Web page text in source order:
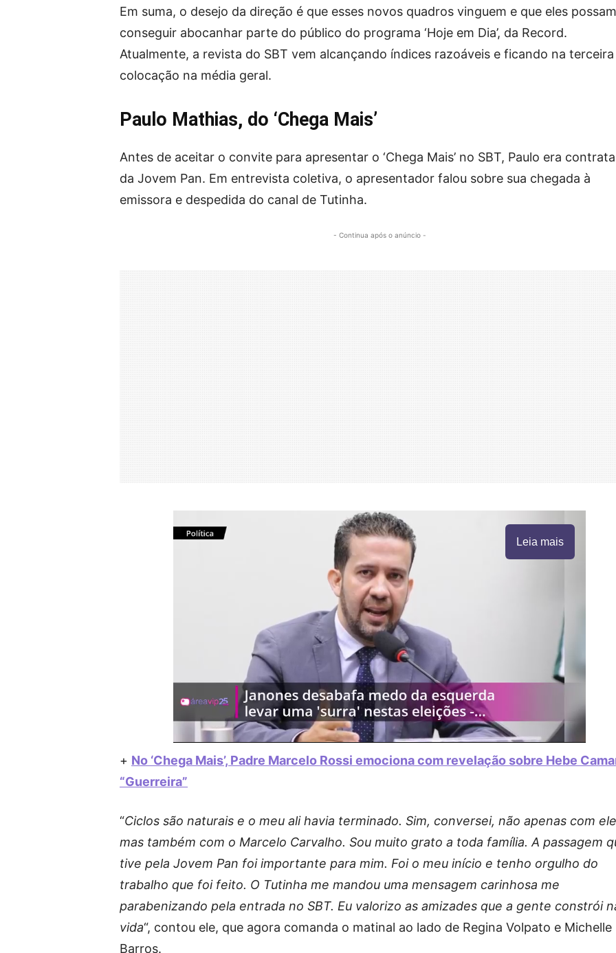
Em suma, o desejo da direção é que esses novos quadros vinguem e que eles possam
conseguir abocanhar parte do público do programa ‘Hoje em Dia’, da Record.
Atualmente, a revista do SBT vem alcançando índices razoáveis e ficando na terceira
colocação na média geral.
Paulo Mathias, do ‘Chega Mais’
Antes de aceitar o convite para apresentar o ‘Chega Mais’ no SBT, Paulo era
da Jovem Pan. Em entrevista coletiva, o apresentador falou sobre sua chegada à
emissora e despedida do canal de Tutinha.
- Continua após o anúncio -
Leia mais
+ No ‘Chega Mais’, Padre Marcelo Rossi emociona com revelação sobre Hebe
“Guerreira”
“Ciclos são naturais e o meu ali havia terminado. Sim, conversei, não apenas com
mas também com o Marcelo Carvalho. Sou muito grato a toda família. A passagem
tive pela Jovem Pan foi importante para mim. Foi o meu início e tenho orgulho do
trabalho que foi feito. O Tutinha me mandou uma mensagem carinhosa me
parabenizando pela entrada no SBT. Eu valorizo as amizades que a gente constrói
vida“, contou ele, que agora comanda o matinal ao lado de Regina Volpato e Michelle
Barros.